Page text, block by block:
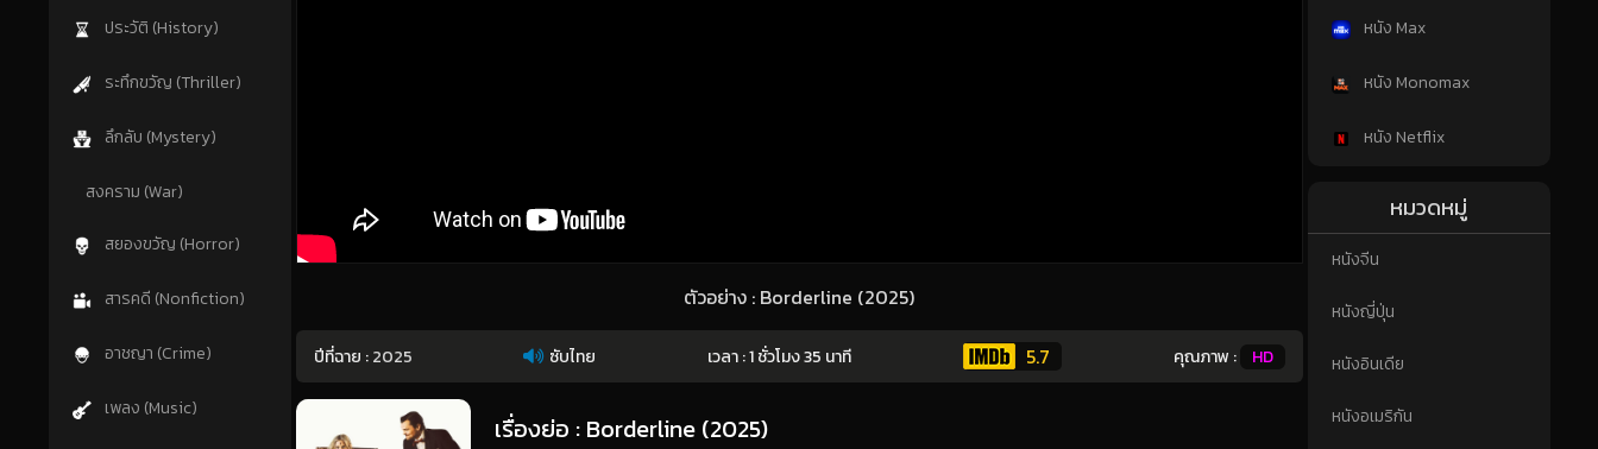
ประวัติ (History)
ระทึกขวัญ (Thriller)
ลึกลับ (Mystery)
สงคราม (War)
สยองขวัญ (Horror)
สารคดี (Nonfiction)
อาชญา (Crime)
เพลง (Music)
ตัวอย่าง : Borderline (2025)
ปีที่ฉาย :2025 ซับไทย เวลา : 1 ชั่วโมง 35 นาที 5.7 คุณภาพ : HD
เรื่องย่อ : Borderline (2025)
หนัง Max
หนัง Monomax
หนัง Netflix
หมวดหมู่
หนังจีน
หนังญี่ปุ่น
หนังอินเดีย
หนังอเมริกัน